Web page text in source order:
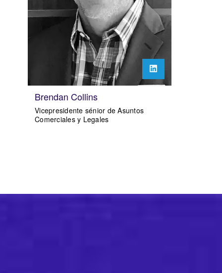
Brendan Collins
Vicepresidente sénior de Asuntos
Comerciales y Legales